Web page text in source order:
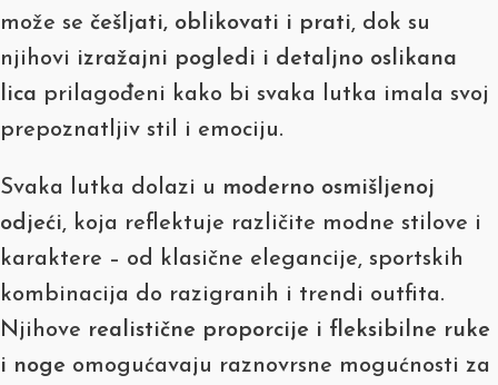
može se češljati, oblikovati i prati, dok su
njihovi izražajni pogledi i detaljno oslikana
lica prilagođeni kako bi svaka lutka imala svoj
prepoznatljiv stil i emociju.
Svaka lutka dolazi u moderno osmišljenoj
odjeći, koja reflektuje različite modne stilove i
karaktere – od klasične elegancije, sportskih
kombinacija do razigranih i trendi outfita.
Njihove realistične proporcije i fleksibilne ruke
i noge omogućavaju raznovrsne mogućnosti za